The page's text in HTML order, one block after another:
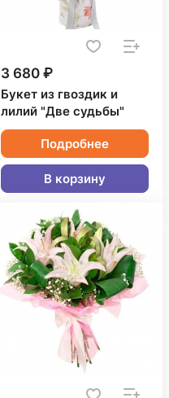
3 680 ₽
Букет из гвоздик и
лилий "Две судьбы"
Подробнее
В корзину